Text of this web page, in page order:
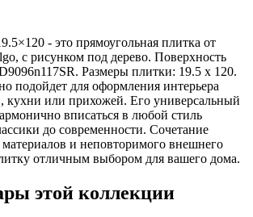
- это прямоугольная плитка от
с рисунком под дерево. Поверхность
Размеры плитки: 19.5 x 120.
подойдет для оформления интерьера
кухни или прихожей. Его универсальный
вписаться в любой стиль
до современности. Сочетание
материалов и неповторимого внешнего
отличным выбором для вашего дома.
этой коллекции